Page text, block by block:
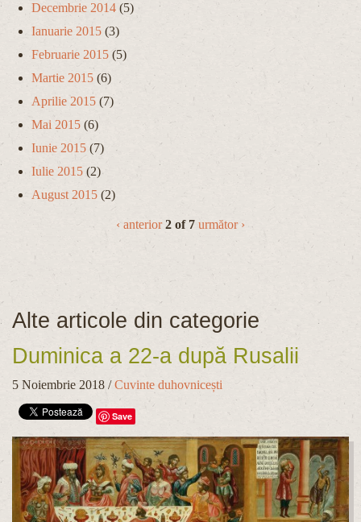
Decembrie 2014 (5)
Ianuarie 2015 (3)
Februarie 2015 (5)
Martie 2015 (6)
Aprilie 2015 (7)
Mai 2015 (6)
Iunie 2015 (7)
Iulie 2015 (2)
August 2015 (2)
‹ anterior 2 of 7 următor ›
Alte articole din categorie
Duminica a 22-a după Rusalii
5 Noiembrie 2018 /Cuvinte duhovnicești
Save